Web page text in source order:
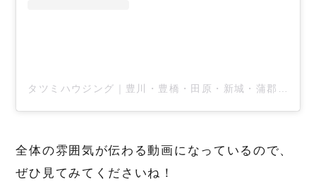
タツミハウジング｜豊川・豊橋・田原・新城・蒲郡の新築住宅(@tatsumihousing)がシェアした投稿
全体の雰囲気が伝わる動画になっているので、
ぜひ見てみてくださいね！